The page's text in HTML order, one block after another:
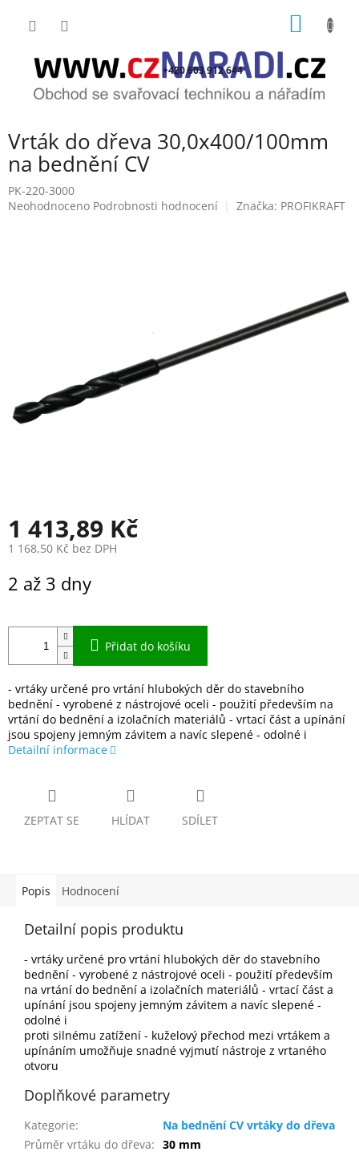
+420 603 912 644
Vrták do dřeva 30,0x400/100mm
na bednění CV
PK-220-3000
Průměrné
Neohodnoceno Podrobnosti hodnocení Značka: PROFIKRAFT
1 413,89 Kč
1 168,50 Kč bez DPH
cena:
2 až 3 dny
Přidat do košíku
- vrtáky určené pro vrtání hlubokých děr do stavebního
bednění - vyrobené z nástrojové oceli - použití především na
vrtání do bednění a izolačních materiálů - vrtací část a upínání
jsou spojeny jemným závitem a navíc slepené - odolné i
Detailní informace
ZEPTAT SE HLÍDAT SDÍLET
Popis Hodnocení
Detailní popis produktu
- vrtáky určené pro vrtání hlubokých děr do stavebního
bednění - vyrobené z nástrojové oceli - použití především
na vrtání do bednění a izolačních materiálů - vrtací část a
upínání jsou spojeny jemným závitem a navíc slepené -
odolné i
proti silnému zatížení - kuželový přechod mezi vrtákem a
upínáním umožňuje snadné vyjmutí nástroje z vrtaného
otvoru
Doplňkové parametry
Kategorie:
Na bednění CV vrtáky do dřeva
Průměr vrtáku do dřeva: 30 mm